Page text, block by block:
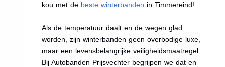
kou met de beste winterbanden in Timmereind!
Als de temperatuur daalt en de wegen glad
worden, zijn winterbanden geen overbodige luxe,
maar een levensbelangrijke veiligheidsmaatregel.
Bij Autobanden Prijsvechter begrijpen we dat en